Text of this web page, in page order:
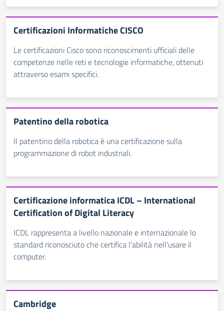
Certificazioni Informatiche CISCO
Le certificazioni Cisco sono riconoscimenti ufficiali delle
competenze nelle reti e tecnologie informatiche, ottenuti
attraverso esami specifici.
Patentino della robotica
Il patentino della robotica è una certificazione sulla
programmazione di robot industriali.
Certificazione informatica ICDL – International
Certification of Digital Literacy
ICDL rappresenta a livello nazionale e internazionale lo
standard riconosciuto che certifica l'abilità nell'usare il
computer.
Cambridge